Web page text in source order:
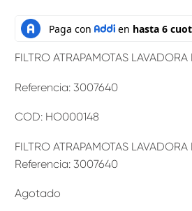
FILTRO ATRAPAMOTAS
Referencia: 3007640
COD: HO000148
FILTRO ATRAPAMOTAS
Referencia: 3007640
Agotado